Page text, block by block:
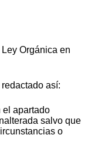
Orgánica en
así:
el apartado
salvo que
o